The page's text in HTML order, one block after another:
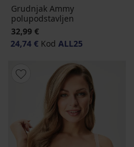
Grudnjak Ammy
polupodstavljen
32,99 €
24,74 € Kod ALL25